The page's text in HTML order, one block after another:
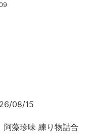
08/15
藻珍味 練り物詰合